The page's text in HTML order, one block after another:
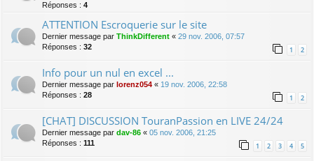
Réponses : 4
ATTENTION Escroquerie sur le site
Dernier message par ThinkDifferent « 29 nov. 2006, 07:57
Réponses : 32 1 2
Info pour un nul en excel ...
Dernier message par lorenz054 « 19 nov. 2006, 22:58
Réponses : 28 1 2
[CHAT] DISCUSSION TouranPassion en LIVE 24/24
Dernier message par dav-86 « 05 nov. 2006, 21:25
Réponses : 111 1 2 3 4 5